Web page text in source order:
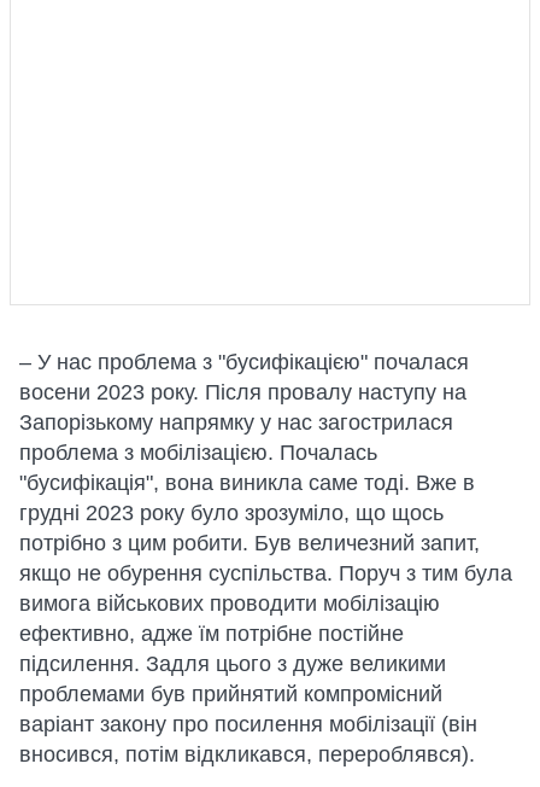
– У нас проблема з "бусифікацією" почалася
восени 2023 року. Після провалу наступу на
Запорізькому напрямку у нас загострилася
проблема з мобілізацією. Почалась
"бусифікація", вона виникла саме тоді. Вже в
грудні 2023 року було зрозуміло, що щось
потрібно з цим робити. Був величезний запит,
якщо не обурення суспільства. Поруч з тим була
вимога військових проводити мобілізацію
ефективно, адже їм потрібне постійне
підсилення. Задля цього з дуже великими
проблемами був прийнятий компромісний
варіант закону про посилення мобілізації (він
вносився, потім відкликався, перероблявся).